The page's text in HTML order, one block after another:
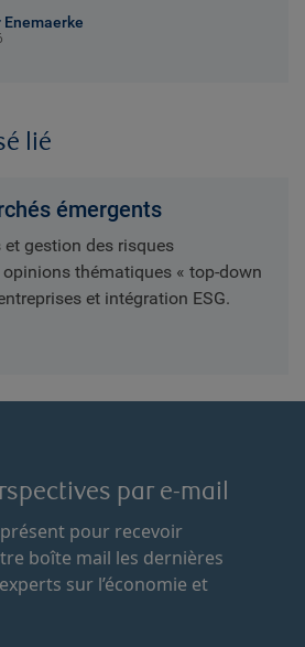
lié
émergents
gestion des risques
thématiques « top-down
et intégration ESG.
par e-mail
pour recevoir
boîte mail les dernières
sur l’économie et